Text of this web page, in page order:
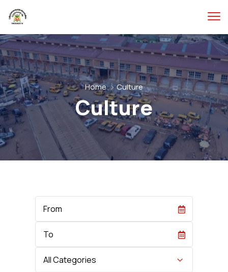
Home Culture
Culture
Start
Date
End
Date
Category
All Categories